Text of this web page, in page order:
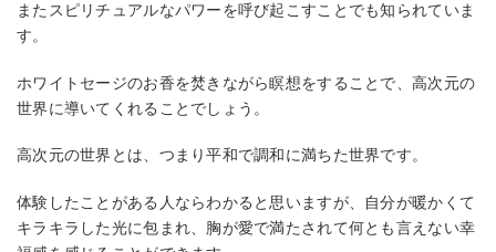
またスピリチュアルなパワーを呼び起こすことでも知られていま
す。
ホワイトセージのお香を焚きながら瞑想をすることで、高次元の
世界に導いてくれることでしょう。
高次元の世界とは、つまり平和で調和に満ちた世界です。
体験したことがある人ならわかると思いますが、自分が暖かくて
キラキラした光に包まれ、胸が愛で満たされて何とも言えない幸